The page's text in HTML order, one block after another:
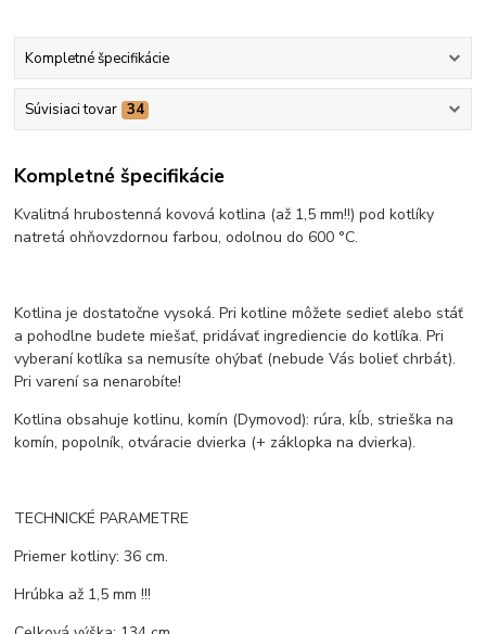
Kompletné špecifikácie
Súvisiaci tovar 34
Kompletné špecifikácie
Kvalitná hrubostenná kovová kotlina (až 1,5 mm!!) pod kotlíky
natretá ohňovzdornou farbou, odolnou do 600 °C.
Kotlina je dostatočne vysoká. Pri kotline môžete sedieť alebo stáť
a pohodlne budete miešať, pridávať ingrediencie do kotlíka. Pri
vyberaní kotlíka sa nemusíte ohýbať (nebude Vás bolieť chrbát).
Pri varení sa nenarobíte!
Kotlina obsahuje kotlinu, komín (Dymovod): rúra, kĺb, strieška na
komín, popolník, otváracie dvierka (+ záklopka na dvierka).
TECHNICKÉ PARAMETRE
Priemer kotliny: 36 cm.
Hrúbka až 1,5 mm !!!